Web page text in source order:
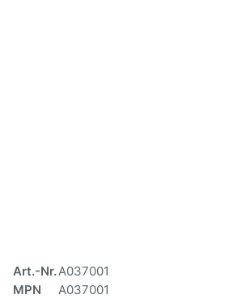
Art.-Nr.A037001
MPN
A037001